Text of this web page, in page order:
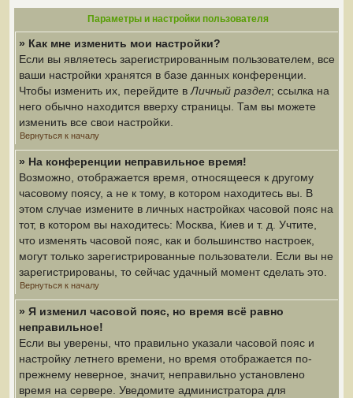
Параметры и настройки пользователя
» Как мне изменить мои настройки?
Если вы являетесь зарегистрированным пользователем, все
ваши настройки хранятся в базе данных конференции.
Чтобы изменить их, перейдите в Личный раздел; ссылка на
него обычно находится вверху страницы. Там вы можете
изменить все свои настройки.
Вернуться к началу
» На конференции неправильное время!
Возможно, отображается время, относящееся к другому
часовому поясу, а не к тому, в котором находитесь вы. В
этом случае измените в личных настройках часовой пояс на
тот, в котором вы находитесь: Москва, Киев и т. д. Учтите,
что изменять часовой пояс, как и большинство настроек,
могут только зарегистрированные пользователи. Если вы не
зарегистрированы, то сейчас удачный момент сделать это.
Вернуться к началу
» Я изменил часовой пояс, но время всё равно
неправильное!
Если вы уверены, что правильно указали часовой пояс и
настройку летнего времени, но время отображается по-
прежнему неверное, значит, неправильно установлено
время на сервере. Уведомите администратора для